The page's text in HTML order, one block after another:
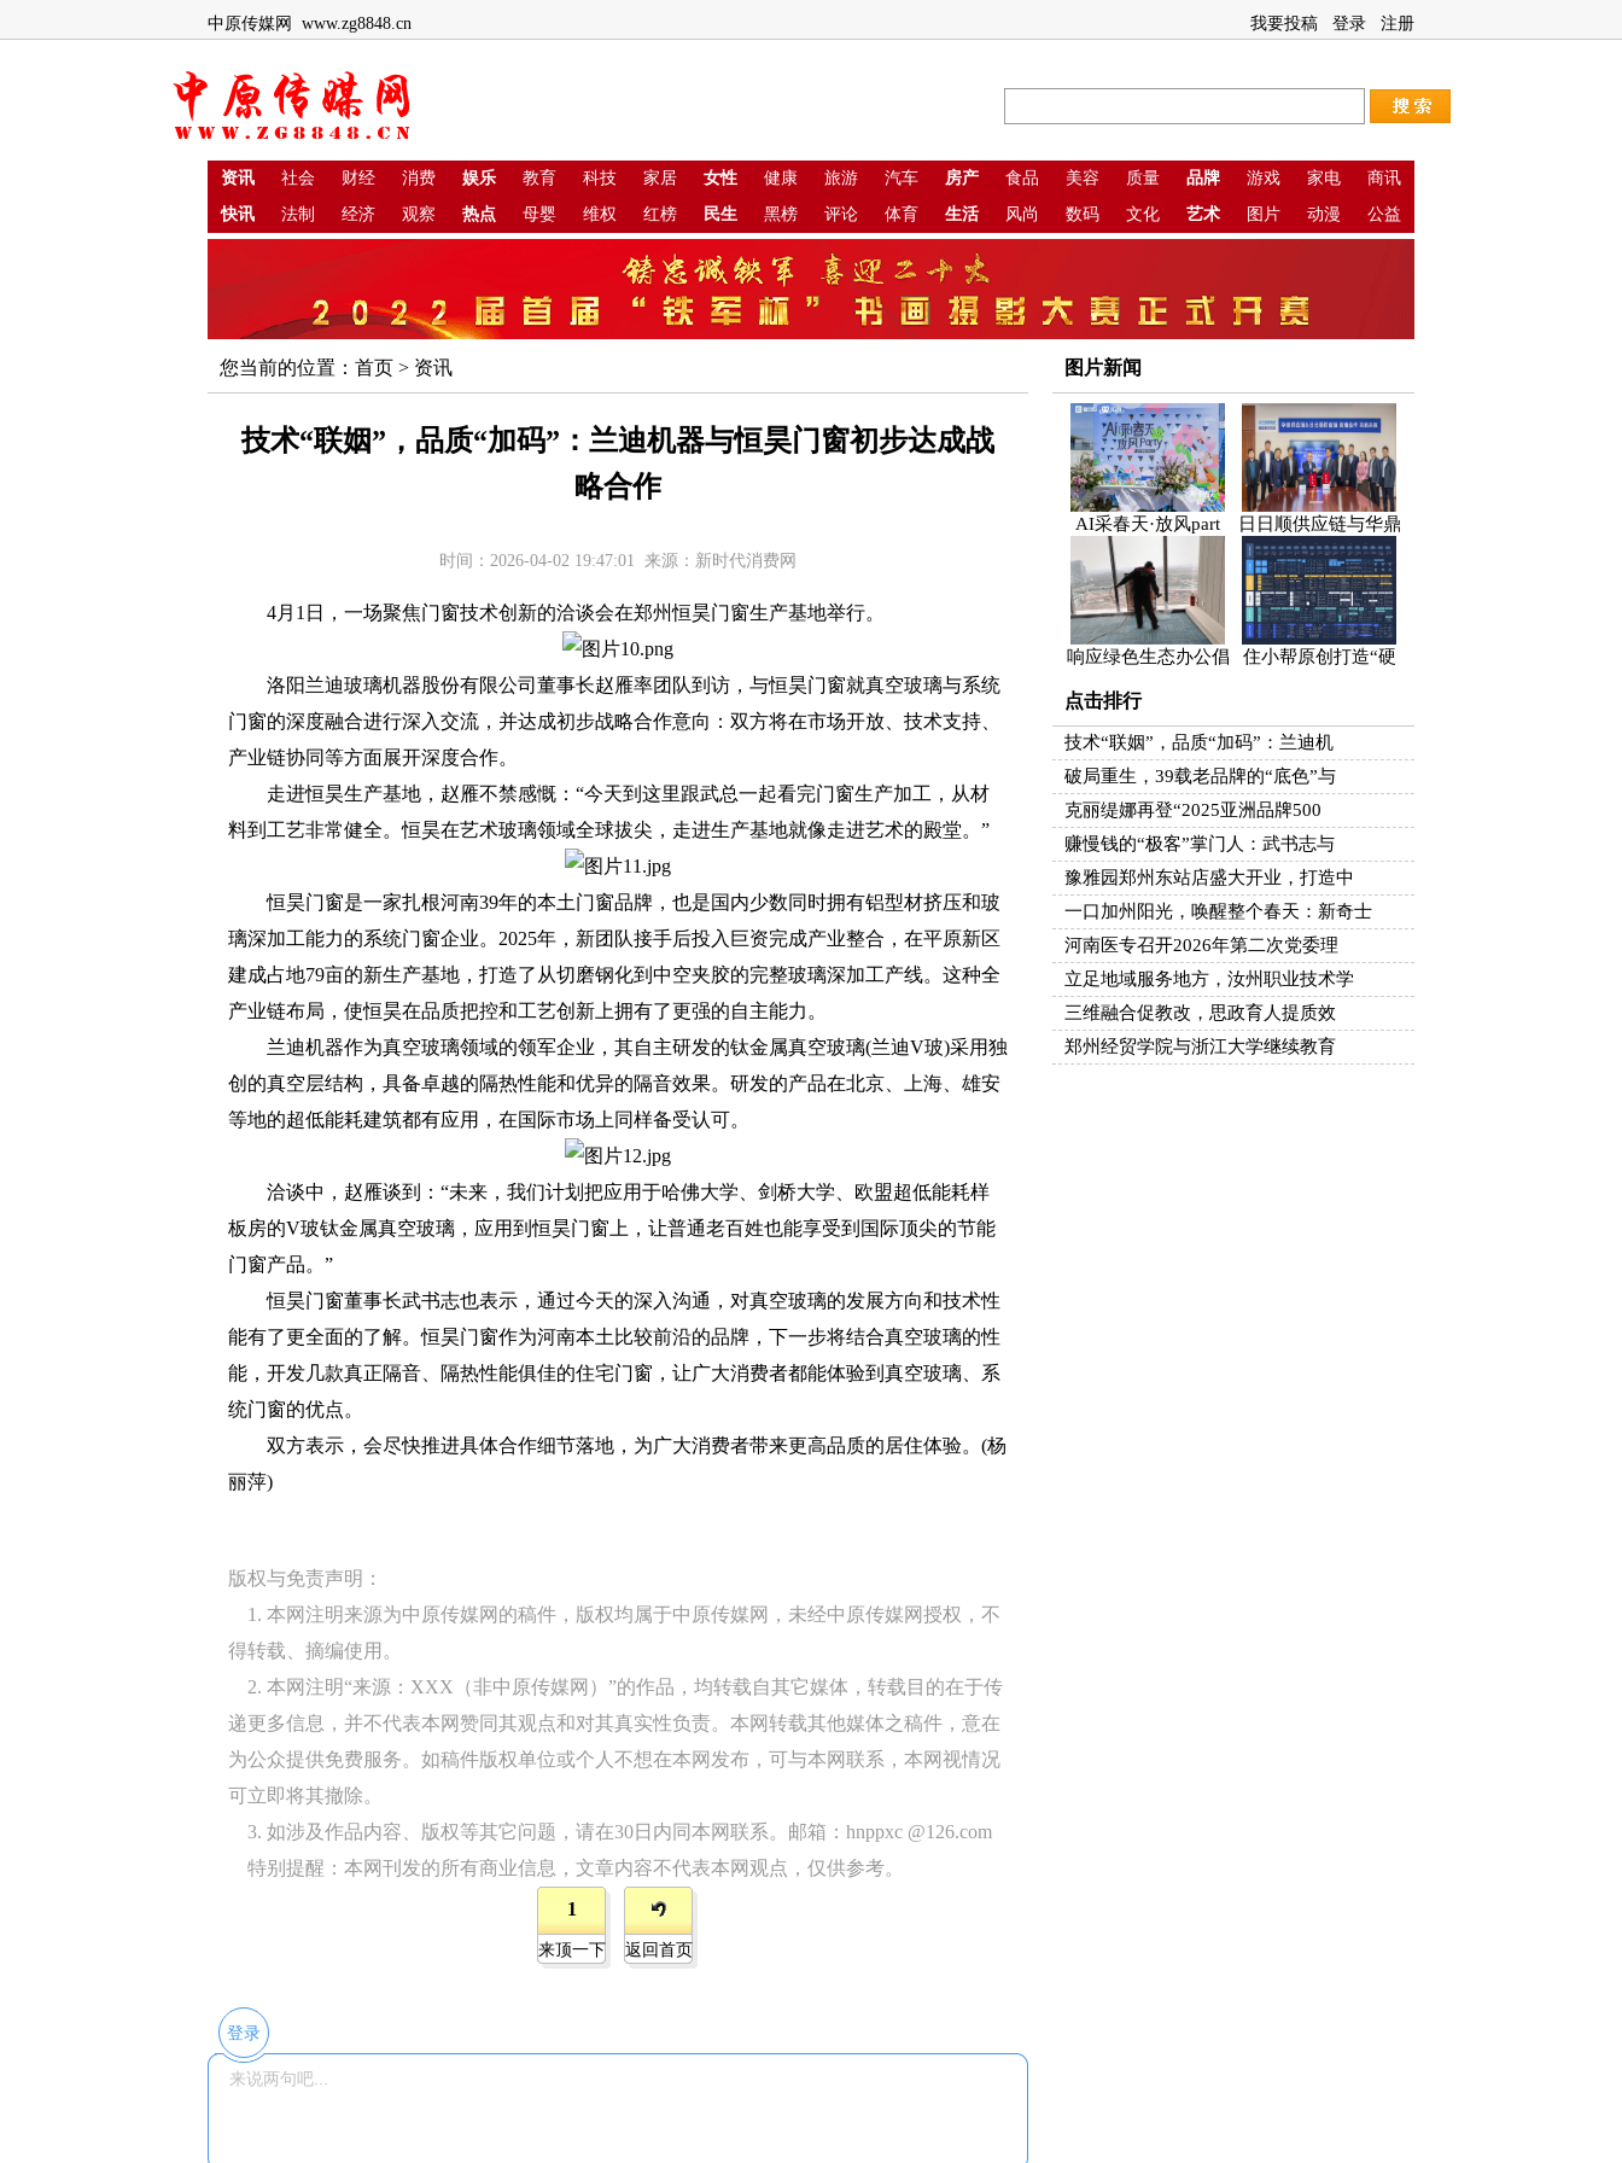
中原传媒网 www.zg8848.cn 我要投稿 登录 注册
资讯 社会 财经 消费 娱乐 教育 科技 家居 女性 健康 旅游 汽车 房产 食品 美容 质量 品牌 游戏 家电
商讯
快讯
法制 经济 观察 热点 母婴 维权 红榜 民生 黑榜 评论 体育 生活 风尚 数码 文化 艺术 图片 动漫 公益
您当前的位置： 首页 > 资讯
技术“联姻”，品质“加码”：兰迪机器与恒昊门窗初步达成战
略合作
时间：2026-04-02 19:47:01 来源：新时代消费网
4月1日，一场聚焦门窗技术创新的洽谈会在郑州恒昊门窗生产基地举行。
洛阳兰迪玻璃机器股份有限公司董事长赵雁率团队到访，与恒昊门窗就真空玻璃与系统
门窗的深度融合进行深入交流，并达成初步战略合作意向：双方将在市场开放、技术支持、
产业链协同等方面展开深度合作。
走进恒昊生产基地，赵雁不禁感慨：“今天到这里跟武总一起看完门窗生产加工，从材
料到工艺非常健全。恒昊在艺术玻璃领域全球拔尖，走进生产基地就像走进艺术的殿堂。”
恒昊门窗是一家扎根河南39年的本土门窗品牌，也是国内少数同时拥有铝型材挤压和玻
璃深加工能力的系统门窗企业。2025年，新团队接手后投入巨资完成产业整合，在平原新区
建成占地79亩的新生产基地，打造了从切磨钢化到中空夹胶的完整玻璃深加工产线。这种全
产业链布局，使恒昊在品质把控和工艺创新上拥有了更强的自主能力。
兰迪机器作为真空玻璃领域的领军企业，其自主研发的钛金属真空玻璃(兰迪V玻)采用独
创的真空层结构，具备卓越的隔热性能和优异的隔音效果。研发的产品在北京、上海、雄安
等地的超低能耗建筑都有应用，在国际市场上同样备受认可。
洽谈中，赵雁谈到：“未来，我们计划把应用于哈佛大学、剑桥大学、欧盟超低能耗样
板房的V玻钛金属真空玻璃，应用到恒昊门窗上，让普通老百姓也能享受到国际顶尖的节能
门窗产品。”
恒昊门窗董事长武书志也表示，通过今天的深入沟通，对真空玻璃的发展方向和技术性
能有了更全面的了解。恒昊门窗作为河南本土比较前沿的品牌，下一步将结合真空玻璃的性
能，开发几款真正隔音、隔热性能俱佳的住宅门窗，让广大消费者都能体验到真空玻璃、系
统门窗的优点。
双方表示，会尽快推进具体合作细节落地，为广大消费者带来更高品质的居住体验。(杨
丽萍)
版权与免责声明：
1. 本网注明来源为中原传媒网的稿件，版权均属于中原传媒网，未经中原传媒网授权，不
得转载、摘编使用。
2. 本网注明“来源：XXX（非中原传媒网）”的作品，均转载自其它媒体，转载目的在于传
递更多信息，并不代表本网赞同其观点和对其真实性负责。本网转载其他媒体之稿件，意在
为公众提供免费服务。如稿件版权单位或个人不想在本网发布，可与本网联系，本网视情况
可立即将其撤除。
3. 如涉及作品内容、版权等其它问题，请在30日内同本网联系。邮箱：hnppxc @126.com
特别提醒：本网刊发的所有商业信息，文章内容不代表本网观点，仅供参考。
1
来顶一下 返回首页
登录
图片新闻
AI采春天·放风part 日日顺供应链与华鼎
响应绿色生态办公倡 住小帮原创打造“硬
点击排行
技术“联姻”，品质“加码”：兰迪机
破局重生，39载老品牌的“底色”与
克丽缇娜再登“2025亚洲品牌500
赚慢钱的“极客”掌门人：武书志与
豫雅园郑州东站店盛大开业，打造中
一口加州阳光，唤醒整个春天：新奇士
河南医专召开2026年第二次党委理
立足地域服务地方，汝州职业技术学
三维融合促教改，思政育人提质效
郑州经贸学院与浙江大学继续教育